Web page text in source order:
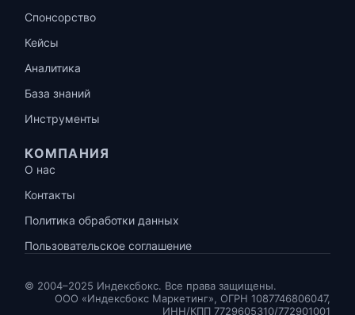
Спонсорство
Кейсы
Аналитика
База знаний
Инструменты
КОМПАНИЯ
О нас
Контакты
Политика обработки данных
Пользовательское соглашение
© 2004–2025 Индексбокс. Все права защищены.
ООО «Индексбокс Маркетинг», ОГРН 1087746806047,
ИНН/КПП 7729605310/772901001